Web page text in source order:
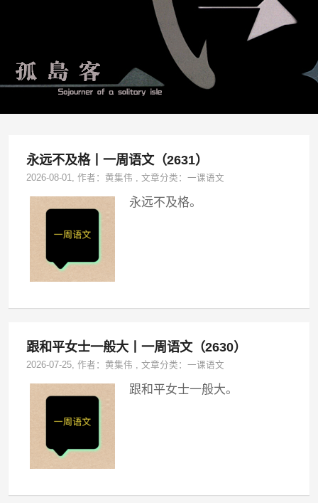
永远不及格丨一周语文（2631）
2026-08-01, 作者：黄集伟 ,文章分类：一课语文
永远不及格。
跟和平女士一般大丨一周语文（2630）
2026-07-25, 作者：黄集伟 ,文章分类：一课语文
跟和平女士一般大。